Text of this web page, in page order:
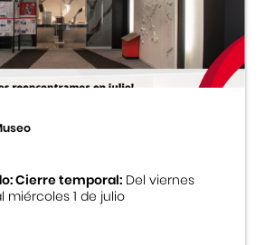
Peruano Japonés
Inmigración Japonesa
Japonés
Cierre temporal:Del viernes
miércoles 1 de julio